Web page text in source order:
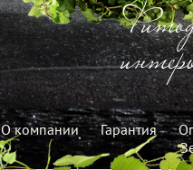
О компании Гарантия